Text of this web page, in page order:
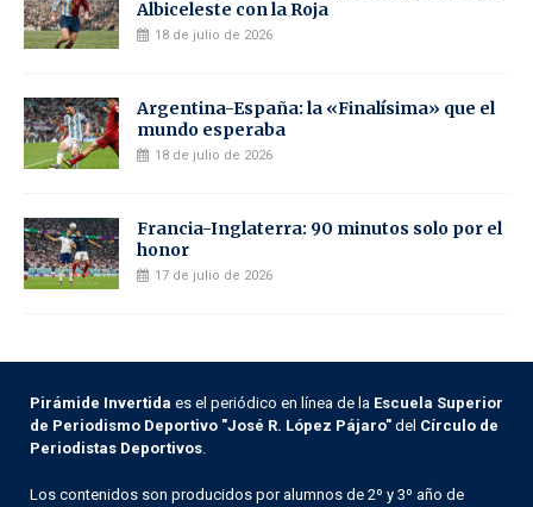
Albiceleste con la Roja
18 de julio de 2026
Argentina-España: la «Finalísima» que el
mundo esperaba
18 de julio de 2026
Francia-Inglaterra: 90 minutos solo por el
honor
17 de julio de 2026
Pirámide Invertida es el periódico en línea de la Escuela Superior
de Periodismo Deportivo "José R. López Pájaro" del Círculo de
Periodistas Deportivos.
Los contenidos son producidos por alumnos de 2º y 3º año de